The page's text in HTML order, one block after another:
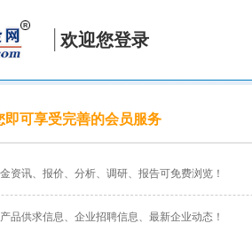
欢迎您登录
可享受完善的会员服务
资讯、报价、分析、调研、报告可免费浏览！
品供求信息、企业招聘信息、最新企业动态！